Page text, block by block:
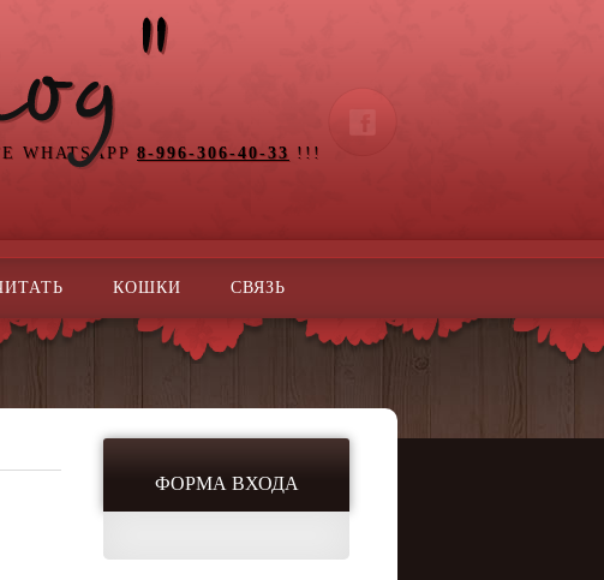
8-996-306-40-33 !!!
КОШКИ СВЯЗЬ
ФОРМА ВХОДА